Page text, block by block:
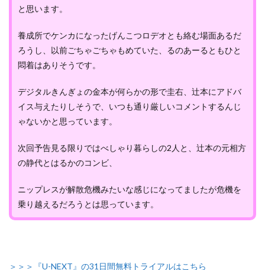
と思います。
養成所でケンカになったげんこつロデオとも絡む場面あるだ
ろうし、以前ごちゃごちゃもめていた、るのあーるともひと
悶着はありそうです。
デジタルきんぎょの金本が何らかの形で圭右、辻本にアドバ
イス与えたりしそうで、いつも通り厳しいコメントするんじ
ゃないかと思っています。
次回予告見る限りではべしゃり暮らしの2人と、辻本の元相方
の静代とはるかのコンビ、
ニップレスが解散危機みたいな感じになってましたが危機を
乗り越えるだろうとは思っています。
＞＞＞『U-NEXT』の31日間無料トライアルはこちら